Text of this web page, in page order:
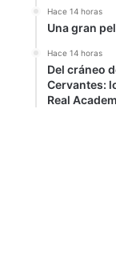
Hace 14 horas
Una gran
Hace 14 horas
Del cráneo
Cervantes:
Real